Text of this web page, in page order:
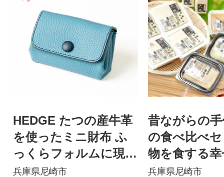
HEDGE たつの産牛革
を使ったミニ財布 ふ
っくらフォルムに現金
カードがしたっぷり入
兵庫県尼崎市
昔ながらの
の食べ比べ
物を食する
兵庫県尼崎市